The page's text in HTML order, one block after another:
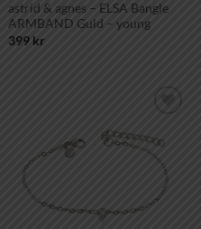
astrid & agnes – ELSA Bangle
ARMBAND Guld – young
399 kr
önskelistan!